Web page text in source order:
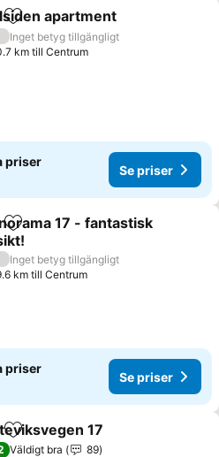
Lägg till i Mina Favoriter
apartment
Inget betyg tillgängligt
km till Centrum
priser
Se priser
Lägg till i Mina Favoriter
17 - fantastisk
Inget betyg tillgängligt
km till Centrum
priser
Se priser
Lägg till i Mina Favoriter
17
Väldigt bra
89